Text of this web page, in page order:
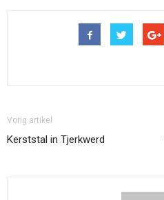
Vorig artikel
Kerststal in Tjerkwerd